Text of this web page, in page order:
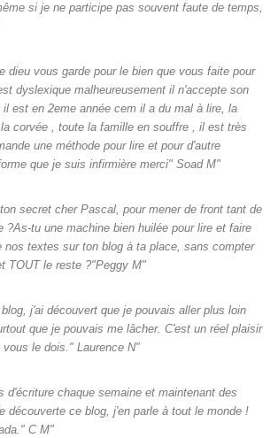
si je ne participe pas souvent faute de temps,
dieu vous garde pour le bien que vous faite pour
dyslexique malheureusement il n'accepte son
est en 2eme année cem il a du mal à lire, la
corvée , toute la famille en souffre , il est très
une méthode pour lire et pour d'autre
que je suis infirmière merci" Soad M"
secret cher Pascal, pour mener de front tant de
?As-tu une machine bien huilée pour lire et faire
nos textes sur ton blog à ta place, sans compter
TOUT le reste ?"Peggy M"
j'ai découvert que je pouvais aller plus loin
que je pouvais me lâcher. C'est un réel plaisir
le dois." Laurence N"
d'écriture chaque semaine et maintenant des
découverte ce blog, j'en parle à tout le monde !
C M"